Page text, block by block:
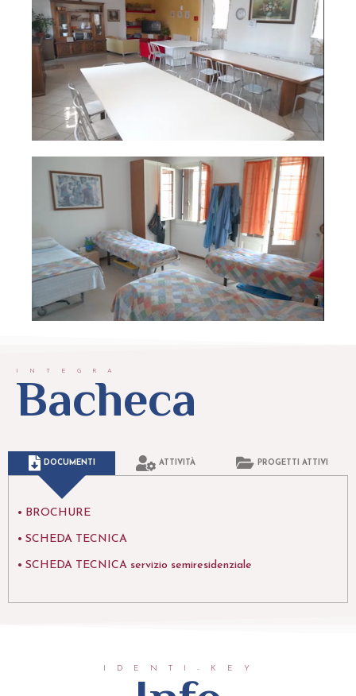
INTEGRA
Bacheca
DOCUMENTI ATTIVITÀ PROGETTI ATTIVI
• BROCHURE
• SCHEDA TECNICA
• SCHEDA TECNICA servizio semiresidenziale
IDENTI-KEY